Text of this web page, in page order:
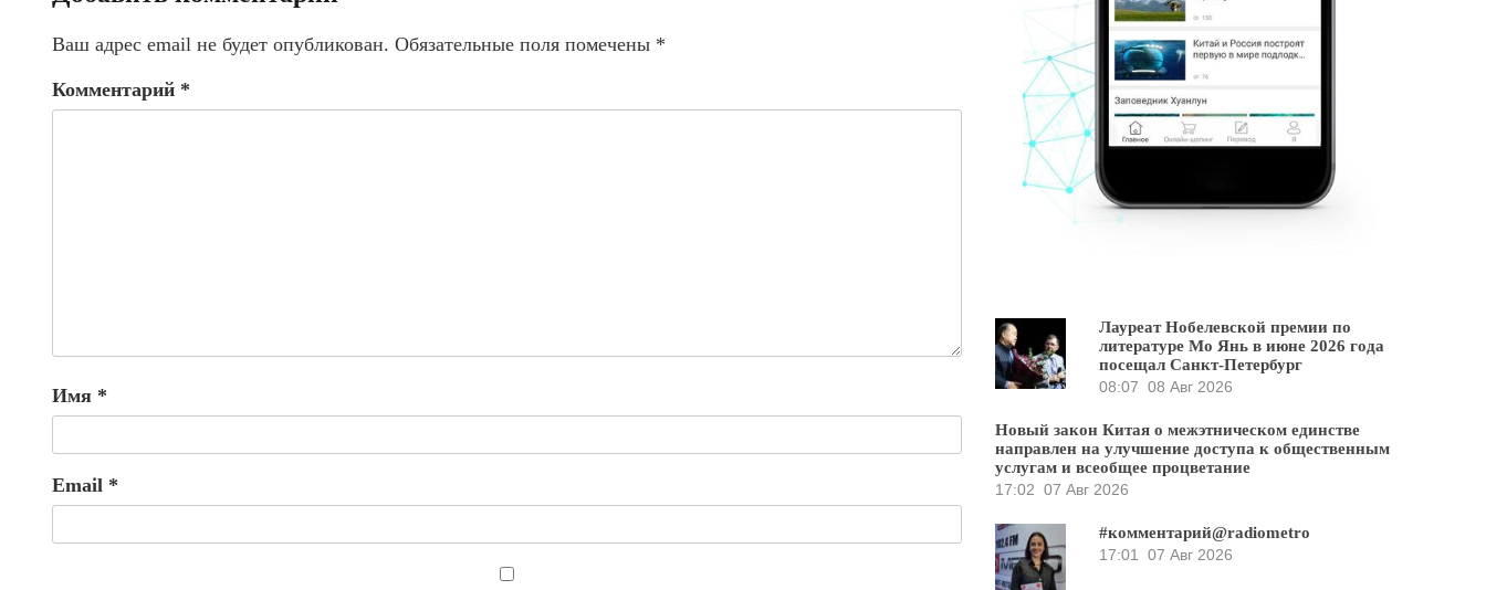
Ваш адрес email не будет опубликован. Обязательные поля помечены *
Комментарий *
Имя *
Email *
Лауреат Нобелевской премии по
литературе Мо Янь в июне 2026 года
посещал Санкт-Петербург
08:07 08 Авг 2026
Новый закон Китая о межэтническом единстве
направлен на улучшение доступа к общественным
услугам и всеобщее процветание
17:02 07 Авг 2026
#комментарий@radiometro
17:01
07 Авг 2026